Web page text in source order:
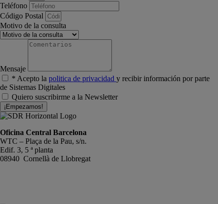
Teléfono
Código Postal
Motivo de la consulta
Mensaje
* Acepto la politica de privacidad y recibir información por parte
de Sistemas Digitales
Quiero suscribirme a la Newsletter
¡Empezamos!
Oficina Central Barcelona
WTC – Plaça de la Pau, s/n.
Edif. 3, 5 ª planta
08940 Cornellà de Llobregat